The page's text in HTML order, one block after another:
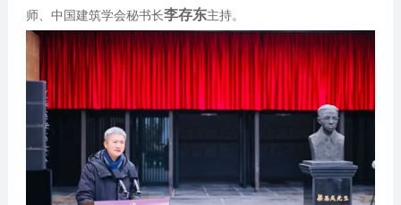
师、中国建筑学会秘书长李存东主持。